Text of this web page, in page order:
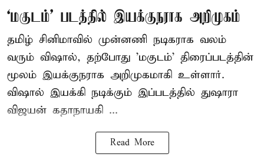
‘மகுடம்’ படத்தில் இயக்குநராக அறிமுகம்
தமிழ் சினிமாவில் முன்னணி நடிகராக வலம்
வரும் விஷால், தற்போது 'மகுடம்' திரைப்படத்தின்
மூலம் இயக்குநராக அறிமுகமாகி உள்ளார்.
விஷால் இயக்கி நடிக்கும் இப்படத்தில் துஷாரா
விஜயன் கதாநாயகி ...
Read More